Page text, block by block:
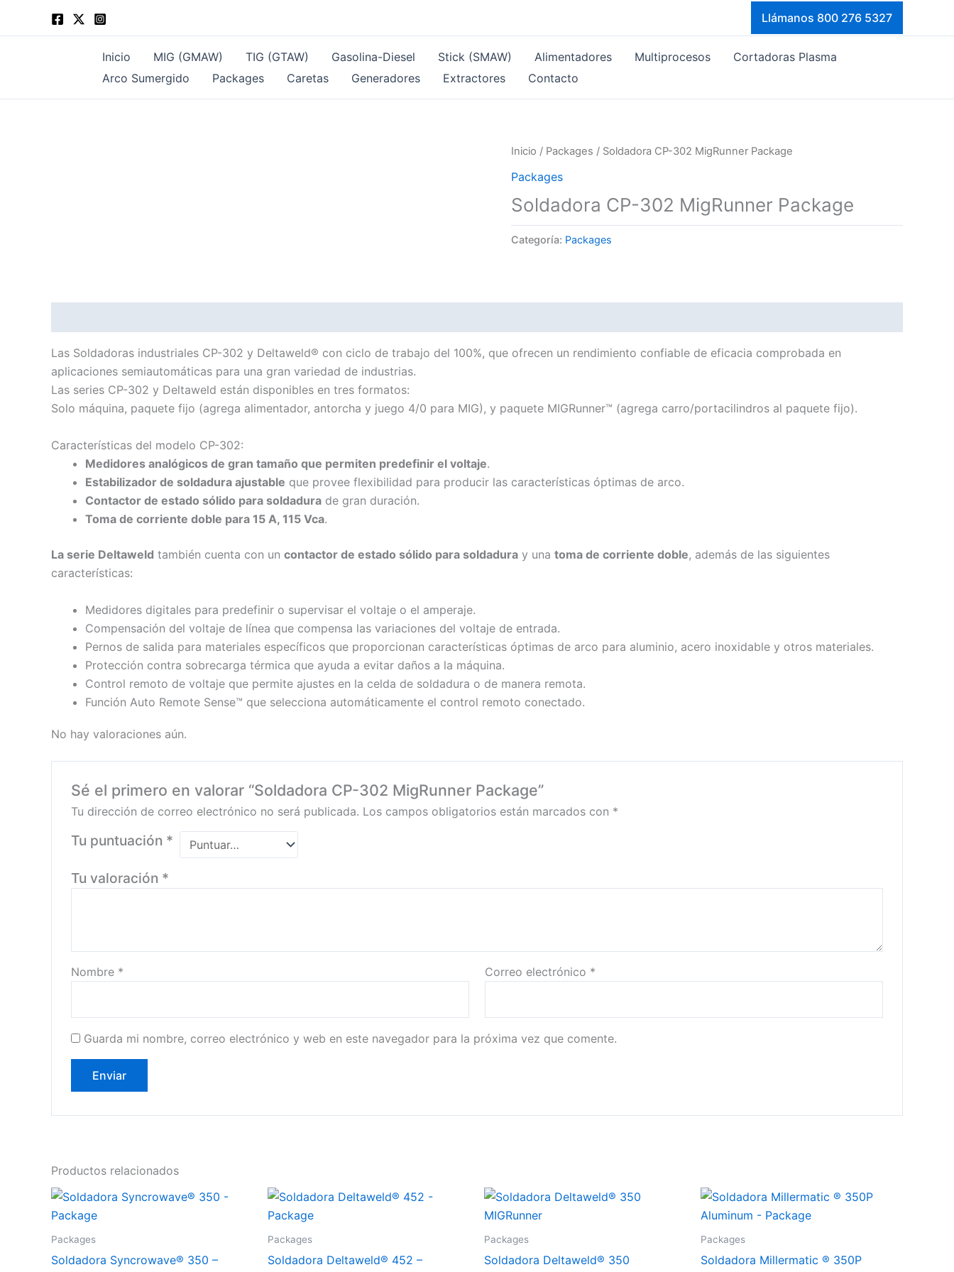
Llámanos 800 276 5327
Inicio MIG (GMAW) TIG (GTAW) Gasolina-Diesel Stick (SMAW) Alimentadores Multiprocesos
Cortadoras Plasma
Arco Sumergido
Packages Caretas Generadores Extractores Contacto
Inicio / Packages / Soldadora CP-302 MigRunner Package
Packages
Soldadora CP-302 MigRunner Package
Categoría: Packages
Las Soldadoras industriales CP-302 y Deltaweld® con ciclo de trabajo del 100%, que ofrecen un rendimiento confiable de eficacia comprobada en
aplicaciones semiautomáticas para una gran variedad de industrias.
Las series CP-302 y Deltaweld están disponibles en tres formatos:
Solo máquina, paquete fijo (agrega alimentador, antorcha y juego 4/0 para MIG), y paquete MIGRunner™ (agrega carro/portacilindros al paquete fijo).
Características del modelo CP-302:
Medidores analógicos de gran tamaño que permiten predefinir el voltaje.
Estabilizador de soldadura ajustable que provee flexibilidad para producir las características óptimas de arco.
Contactor de estado sólido para soldadura de gran duración.
Toma de corriente doble para 15 A, 115 Vca.
La serie Deltaweld también cuenta con un contactor de estado sólido para soldadura y una toma de corriente doble, además de las siguientes
características:
Medidores digitales para predefinir o supervisar el voltaje o el amperaje.
Compensación del voltaje de línea que compensa las variaciones del voltaje de entrada.
Pernos de salida para materiales específicos que proporcionan características óptimas de arco para aluminio, acero inoxidable y otros materiales.
Protección contra sobrecarga térmica que ayuda a evitar daños a la máquina.
Control remoto de voltaje que permite ajustes en la celda de soldadura o de manera remota.
Función Auto Remote Sense™ que selecciona automáticamente el control remoto conectado.
No hay valoraciones aún.
Sé el primero en valorar “Soldadora CP-302 MigRunner Package”
Tu dirección de correo electrónico no será publicada. Los campos obligatorios están marcados con *
Tu puntuación *
Tu valoración *
Nombre * Correo electrónico *
Guarda mi nombre, correo electrónico y web en este navegador para la próxima vez que comente.
Productos relacionados
Packages
Soldadora Syncrowave® 350 –
Packages
Soldadora Deltaweld® 452 –
Packages
Soldadora Deltaweld® 350
Packages
Soldadora Millermatic ® 350P